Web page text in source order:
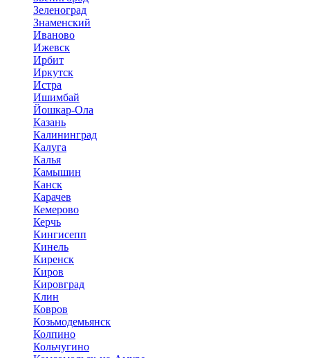
Зеленоград
Знаменский
Иваново
Ижевск
Ирбит
Иркутск
Истра
Ишимбай
Йошкар-Ола
Казань
Калининград
Калуга
Калья
Камышин
Канск
Карачев
Кемерово
Керчь
Кингисепп
Кинель
Киренск
Киров
Кировград
Клин
Ковров
Козьмодемьянск
Колпино
Кольчугино